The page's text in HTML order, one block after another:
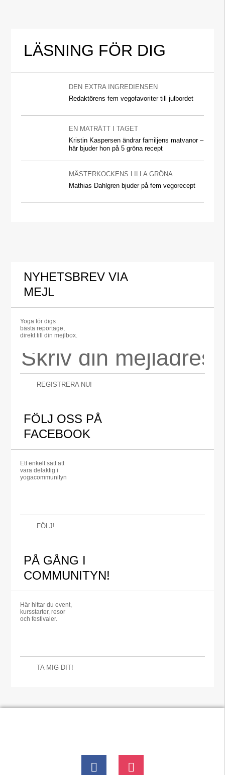
LÄSNING FÖR DIG
DEN EXTRA INGREDIENSEN
Redaktörens fem vegofavoriter till julbordet
EN MATRÄTT I TAGET
Kristin Kaspersen ändrar familjens matvanor –
här bjuder hon på 5 gröna recept
MÄSTERKOCKENS LILLA GRÖNA
Mathias Dahlgren bjuder på fem vegorecept
NYHETSBREV VIA
MEJL
Yoga för digs
bästa reportage,
direkt till din mejlbox.
REGISTRERA NU!
FÖLJ OSS PÅ
FACEBOOK
Ett enkelt sätt att
vara delaktig i
yogacommunityn
FÖLJ!
PÅ GÅNG I
COMMUNITYN!
Här hittar du event,
kursstarter, resor
och festivaler.
TA MIG DIT!